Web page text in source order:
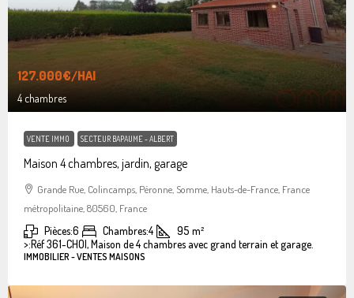
127.000€/HAI
4 chambres
VENTE IMMO SECTEUR BAPAUME - ALBERT
Maison 4 chambres, jardin, garage
Grande Rue, Colincamps, Péronne, Somme, Hauts-de-France, France
métropolitaine, 80560, France
Pièces:6 Chambres:4 95 m²
>:Réf 361-CHOI, Maison de 4 chambres avec grand terrain et garage.
IMMOBILIER - VENTES MAISONS